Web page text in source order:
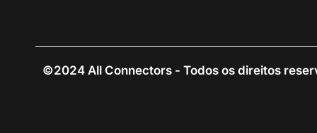
©2024 All Connectors - Todos os direitos